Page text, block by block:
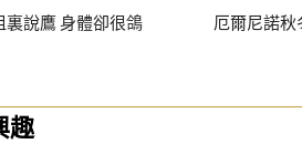
說鷹 身體卻很鴿
厄爾尼諾
趣